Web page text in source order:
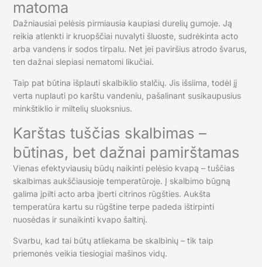
matoma
Dažniausiai pelėsis pirmiausia kaupiasi durelių gumoje. Ją
reikia atlenkti ir kruopščiai nuvalyti šluoste, sudrėkinta acto
arba vandens ir sodos tirpalu. Net jei paviršius atrodo švarus,
ten dažnai slepiasi nematomi likučiai.
Taip pat būtina išplauti skalbiklio stalčių. Jis išsiima, todėl jį
verta nuplauti po karštu vandeniu, pašalinant susikaupusius
minkštiklio ir miltelių sluoksnius.
Karštas tuščias skalbimas –
būtinas, bet dažnai pamirštamas
Vienas efektyviausių būdų naikinti pelėsio kvapą – tuščias
skalbimas aukščiausioje temperatūroje. Į skalbimo būgną
galima įpilti acto arba įberti citrinos rūgšties. Aukšta
temperatūra kartu su rūgštine terpe padeda ištirpinti
nuosėdas ir sunaikinti kvapo šaltinį.
Svarbu, kad tai būtų atliekama be skalbinių – tik taip
priemonės veikia tiesiogiai mašinos vidų.